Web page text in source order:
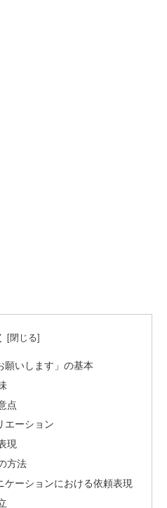
願いします」の基本
点
エーション
現
方法
ーションにおける依頼表現